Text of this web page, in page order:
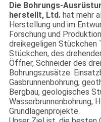
Die Bohrungs-
herstellt, Ltd.hat mehr
Herstellung und im
Forschung und
dreikegeligen Stückchen
Stückchen, des
Öffner, Schneider des
Bohrungszusätze.
Gasbrunnenbohrung,
Bergbau, geologisches
Wasserbrunnenbohrung,
Grundlagenprojekte.